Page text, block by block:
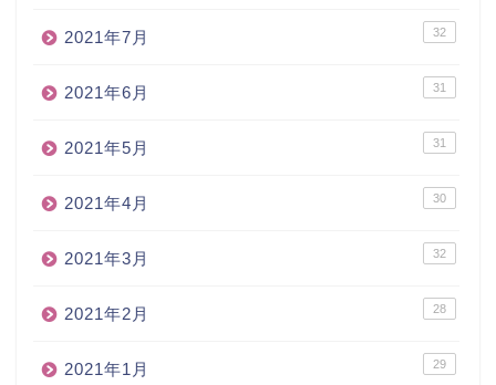
2021年7月 32
2021年6月 31
2021年5月 31
2021年4月 30
2021年3月 32
2021年2月 28
2021年1月 29